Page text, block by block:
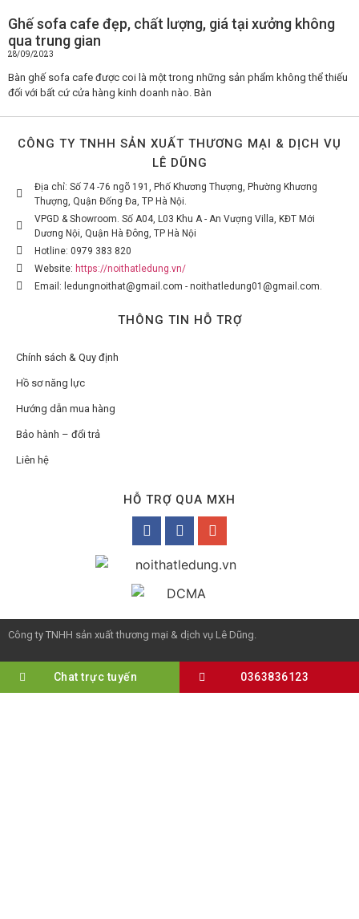
Ghế sofa cafe đẹp, chất lượng, giá tại xưởng không
qua trung gian
28/09/2023
Bàn ghế sofa cafe được coi là một trong những sản phẩm không thể thiếu
đối với bất cứ cửa hàng kinh doanh nào. Bàn
CÔNG TY TNHH SẢN XUẤT THƯƠNG MẠI & DỊCH VỤ
LÊ DŨNG
Địa chỉ: Số 74 -76 ngõ 191, Phố Khương Thượng, Phường Khương
Thượng, Quận Đống Đa, TP Hà Nội.
VPGD & Showroom. Số A04, L03 Khu A - An Vượng Villa, KĐT Mới
Dương Nội, Quận Hà Đông, TP Hà Nội
Hotline: 0979 383 820
Website: https://noithatledung.vn/
Email: ledungnoithat@gmail.com - noithatledung01@gmail.com.
THÔNG TIN HỖ TRỢ
Chính sách & Quy định
Hồ sơ năng lực
Hướng dẫn mua hàng
Bảo hành – đổi trả
Liên hệ
HỖ TRỢ QUA MXH
Công ty TNHH sản xuất thương mại & dịch vụ Lê Dũng.
Chat trực tuyến 0363836123